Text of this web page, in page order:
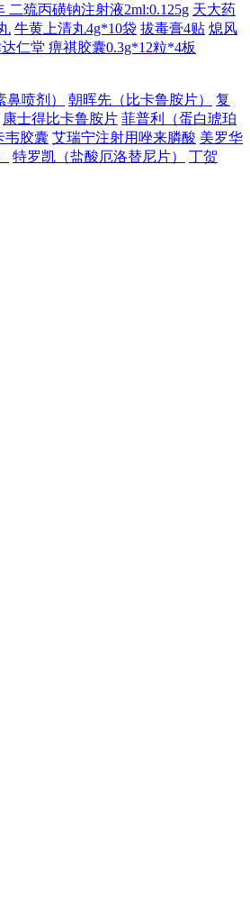
二巯丙磺钠注射液2ml:0.125g 天大药
牛黄上清丸4g*10袋 拔毒膏4贴 熄风
仁堂 痹祺胶囊0.3g*12粒*4板
喷剂） 朝晖先（比卡鲁胺片）
复
康士得比卡鲁胺片 菲普利（蛋白琥珀
韦胶囊 艾瑞宁注射用唑来膦酸 美罗华
特罗凯（盐酸厄洛替尼片）
丁贺